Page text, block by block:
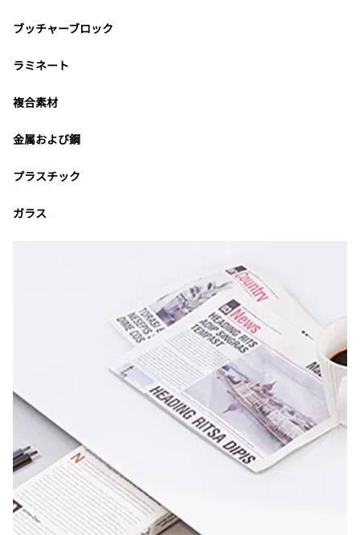
ブッチャーブロック
ラミネート
複合素材
金属および鋼
プラスチック
ガラス